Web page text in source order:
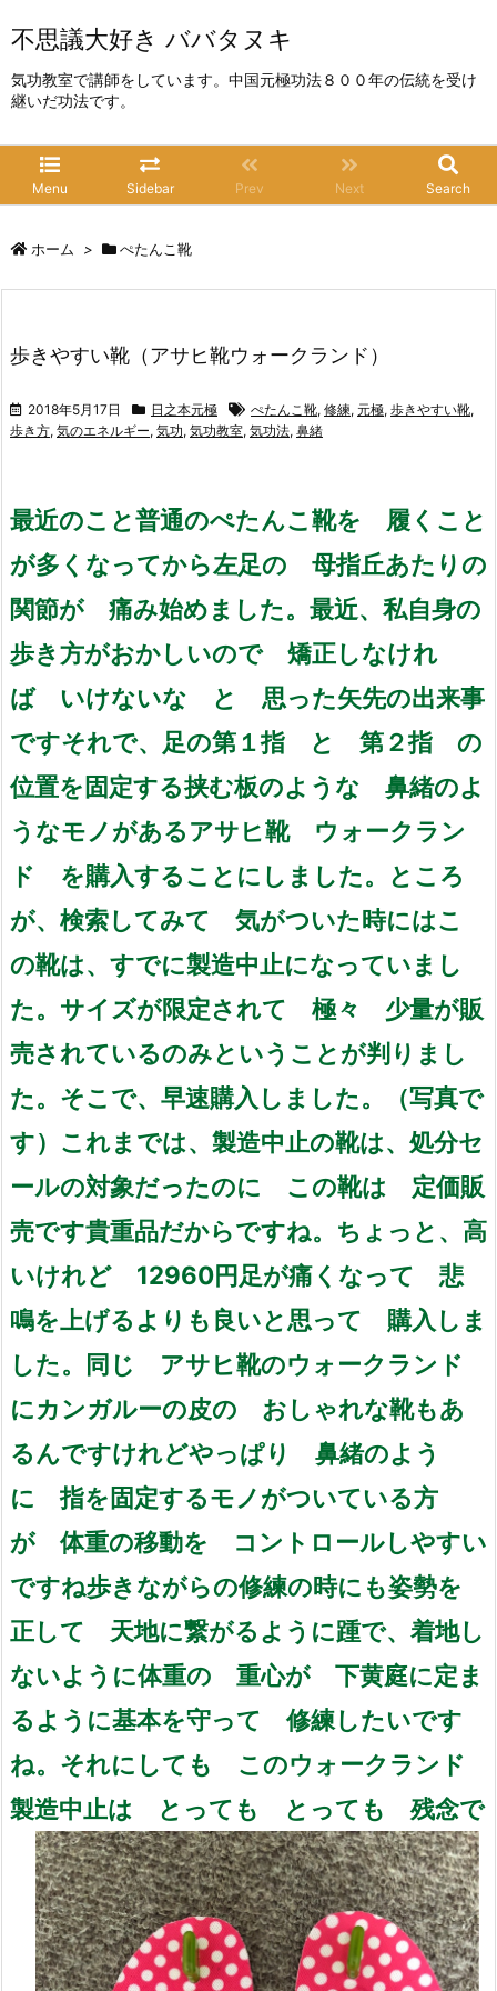
不思議大好き ババタヌキ
気功教室で講師をしています。中国元極功法８００年の伝統を受け
継いだ功法です。
Menu Sidebar Prev Next Search
ホーム > ぺたんこ靴
歩きやすい靴（アサヒ靴ウォークランド）
2018年5月17日 日之本元極 ぺたんこ靴, 修練, 元極, 歩きやすい靴,
歩き方, 気のエネルギー, 気功, 気功教室, 気功法, 鼻緒
最近のこと普通のぺたんこ靴を 履くこと
が多くなってから左足の 母指丘あたりの
関節が 痛み始めました。 最近、私自身の
歩き方がおかしいので 矯正しなけれ
ば いけないな
と 思った矢先の出来事
ですそれで、足の第１指 と 第２指 の
位置を固定する挟む板のような 鼻緒のよ
うなモノがあるアサヒ靴 ウォークラン
ド を購入することにしました。
ところ
が、検索してみて 気がついた時にはこ
の靴は、すでに製造中止になっていまし
た。 サイズが限定されて 極々 少量が販
売されているのみということが判りまし
た。 そこで、早速購入しました。（写真で
す） これまでは、製造中止の靴は、 処分セ
ールの対象だったのに この靴は 定価販
売です貴重品だからですね。 ちょっと、高
いけれど 12960円足が痛くなって 悲
鳴を上げるよりも 良いと思って 購入しま
した。
同じ アサヒ靴のウォークランド
にカンガルーの皮の おしゃれな靴もあ
るんですけれどやっぱり 鼻緒のよう
に 指を固定するモノがついている方
が 体重の移動を コントロールしやすい
ですね歩きながらの修練の時にも姿勢を
正して 天地に繋がるように踵で、着地し
ないように体重の 重心が 下黄庭に定ま
るように基本を守って 修練したいです
ね。 それにしても このウォークランド
製造中止は とっても とっても 残念で